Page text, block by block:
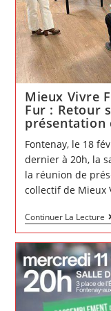
Mieux Vivre
Fur : Retour
présentation
Fontenay, le 18
dernier à 20h, la
la réunion de
collectif de Mieux
Continuer La Lecture